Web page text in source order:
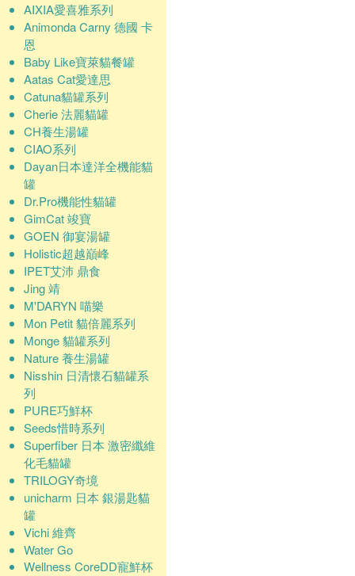
AIXIA愛喜雅系列
Animonda Carny 德國 卡
恩
Baby Like寶萊貓餐罐
Aatas Cat愛達思
Catuna貓罐系列
Cherie 法麗貓罐
CH養生湯罐
CIAO系列
Dayan日本達洋全機能貓
罐
Dr.Pro機能性貓罐
GimCat 竣寶
GOEN 御宴湯罐
Holistic超越巔峰
IPET艾沛 鼎食
Jing 靖
M'DARYN 喵樂
Mon Petit 貓倍麗系列
Monge 貓罐系列
Nature 養生湯罐
Nisshin 日清懷石貓罐系
列
PURE巧鮮杯
Seeds惜時系列
Superfiber 日本 激密纖維
化毛貓罐
TRILOGY奇境
unicharm 日本 銀湯匙貓
罐
Vichi 維齊
Water Go
Wellness CoreDD寵鮮杯